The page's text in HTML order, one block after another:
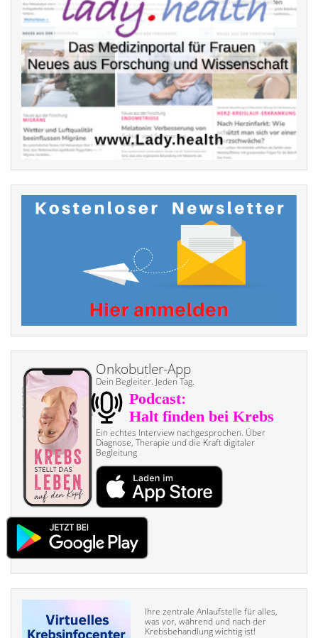
Onkobutler-App
Dein Begleiter. Jeden Tag.
Ein echtes Interview nach­gesprochen. Über
Diagnose, Therapie und die Kraft digitaler
Begleitung
Ihre zentrale Anlaufstelle für alles,
was vor, während und nach der
Krebsbehandlung wichtig ist!